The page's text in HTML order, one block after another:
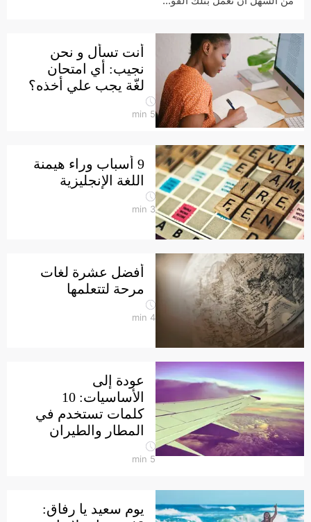
أنت تسأل و نحن
نجيب: أي امتحان
لغّة يجب علي أخذه؟
5
min
9 أسباب وراء هيمنة
اللغة الإنجليزية
3
min
أفضل عشرة لغات
مرحة لتتعلمها
4
min
عودة إلى
الأساسيات: 10
كلمات تستخدم في
المطار والطيران
5
min
يوم سعيد يا رفاق: